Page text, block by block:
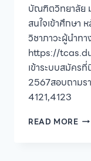
บัณฑิตวิทยาลัย
สนใจเข้าศึกษา
วิชาภาวะผู้นำท
https://
เข้าระบบสมัคร
2567สอบถามร
4121,4123
READ MOREบัณ